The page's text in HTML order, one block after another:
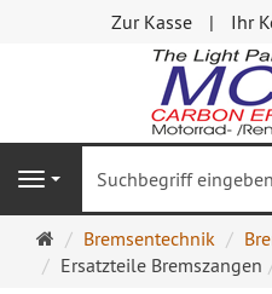
Zur Kasse Ihr
Navigation
Startseite
Bremsentechnik
Ersatzteile Bremszangen